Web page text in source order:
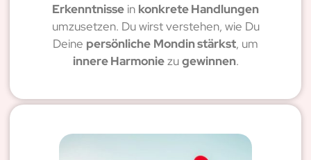
Erkenntnisse in konkrete Handlungen
umzusetzen. Du wirst verstehen, wie Du
Deine persönliche Mondin stärkst, um
innere Harmoniezugewinnen.